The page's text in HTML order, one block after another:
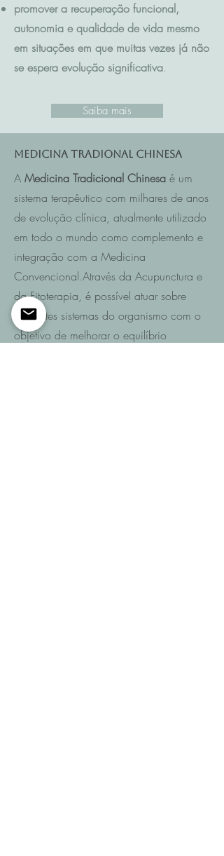
promover a recuperação funcional,
autonomia e qualidade de vida mesmo
em situações em que muitas vezes já não
se espera evolução significativa.
Saiba mais
Medicina Tradional Chinesa
A Medicina Tradicional Chinesa é um
sistema terapêutico com milhares de anos
de evolução clínica, atualmente utilizado
em todo o mundo como complemento e
integração com a Medicina
Convencional.Através da Acupunctura e
da Fitoterapia, é possível atuar sobre
diferentes sistemas do organismo com o
objetivo de melhorar o equilíbrio